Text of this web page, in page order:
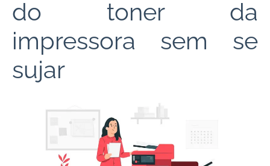
do toner da
impressora sem se
sujar